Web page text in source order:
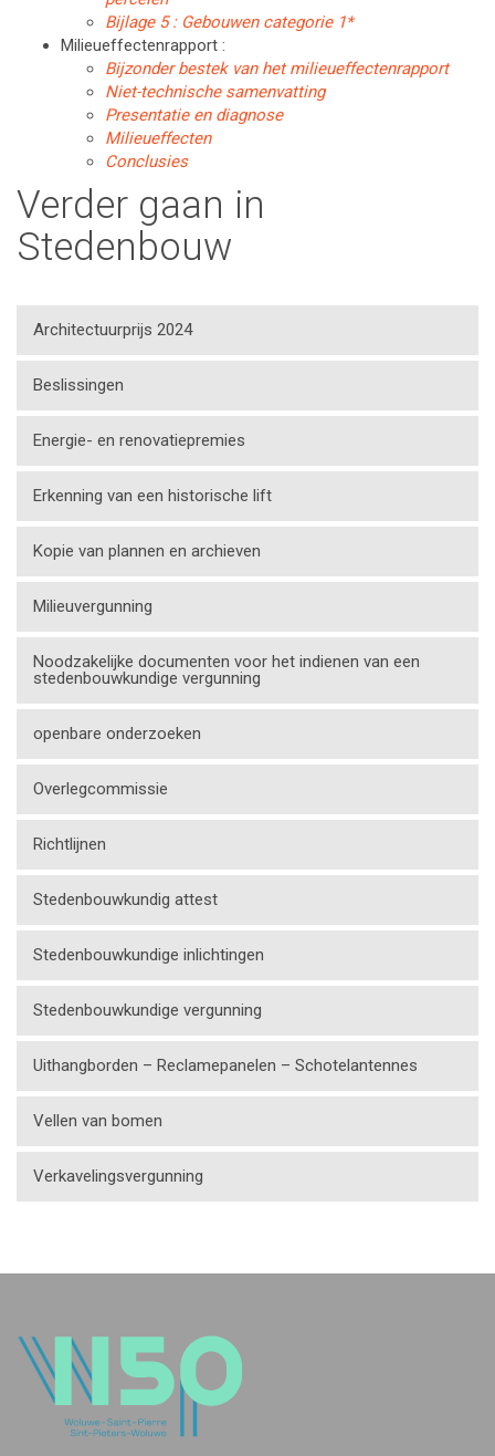
Bijlage 5 : Gebouwen categorie 1*
Milieueffectenrapport :
Bijzonder bestek van het milieueffectenrapport
Niet-technische samenvatting
Presentatie en diagnose
Milieueffecten
Conclusies
Verder gaan in
Stedenbouw
Architectuurprijs 2024
Beslissingen
Energie- en renovatiepremies
Erkenning van een historische lift
Kopie van plannen en archieven
Milieuvergunning
Noodzakelijke documenten voor het indienen van een
stedenbouwkundige vergunning
openbare onderzoeken
Overlegcommissie
Richtlijnen
Stedenbouwkundig attest
Stedenbouwkundige inlichtingen
Stedenbouwkundige vergunning
Uithangborden – Reclamepanelen – Schotelantennes
Vellen van bomen
Verkavelingsvergunning